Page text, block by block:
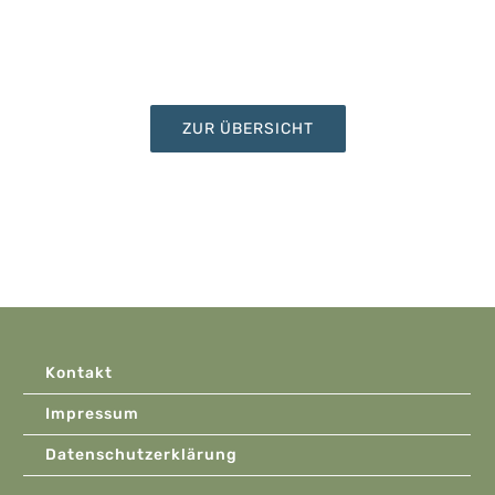
ZUR ÜBERSICHT
Kontakt
Impressum
Datenschutzerklärung